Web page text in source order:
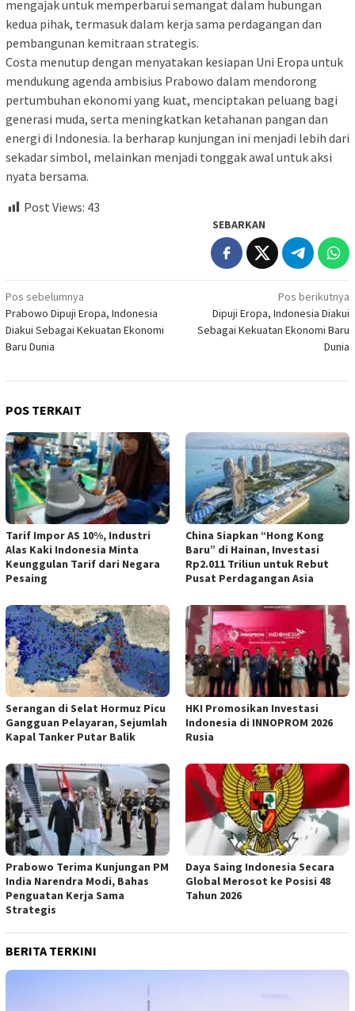
mengajak untuk memperbarui semangat dalam hubungan
kedua pihak, termasuk dalam kerja sama perdagangan dan
pembangunan kemitraan strategis.
Costa menutup dengan menyatakan kesiapan Uni Eropa untuk
mendukung agenda ambisius Prabowo dalam mendorong
pertumbuhan ekonomi yang kuat, menciptakan peluang bagi
generasi muda, serta meningkatkan ketahanan pangan dan
energi di Indonesia. Ia berharap kunjungan ini menjadi lebih dari
sekadar simbol, melainkan menjadi tonggak awal untuk aksi
nyata bersama.
Post Views: 43
SEBARKAN
Navigasi
pos
Pos sebelumnya
Prabowo Dipuji Eropa, Indonesia
Diakui Sebagai Kekuatan Ekonomi
Baru Dunia
Pos berikutnya
Dipuji Eropa, Indonesia Diakui
Sebagai Kekuatan Ekonomi Baru
Dunia
POS TERKAIT
Tarif Impor AS 10%, Industri
Alas Kaki Indonesia Minta
Keunggulan Tarif dari Negara
Pesaing
China Siapkan “Hong Kong
Baru” di Hainan, Investasi
Rp2.011 Triliun untuk Rebut
Pusat Perdagangan Asia
Serangan di Selat Hormuz Picu
Gangguan Pelayaran, Sejumlah
Kapal Tanker Putar Balik
HKI Promosikan Investasi
Indonesia di INNOPROM 2026
Rusia
Prabowo Terima Kunjungan PM
India Narendra Modi, Bahas
Penguatan Kerja Sama
Strategis
Daya Saing Indonesia Secara
Global Merosot ke Posisi 48
Tahun 2026
BERITA TERKINI